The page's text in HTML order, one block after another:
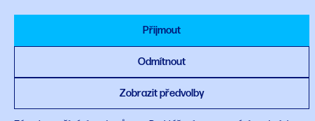
Přijmout
Odmítnout
Zobrazit předvolby